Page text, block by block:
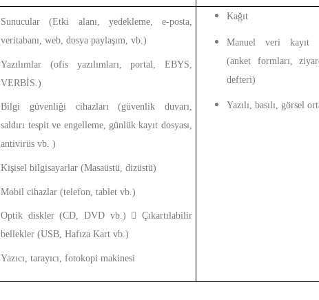
Sunucular (Etki alanı, yedekleme, e-posta,
veritabanı, web, dosya paylaşım, vb.)
Yazılımlar (ofis yazılımları, portal, EBYS,
VERBİS.)
Bilgi güvenliği cihazları (güvenlik duvarı,
saldırı tespit ve engelleme, günlük kayıt dosyası,
antivirüs vb. )
Kişisel bilgisayarlar (Masaüstü, dizüstü)
Mobil cihazlar (telefon, tablet vb.)
Optik diskler (CD, DVD vb.)  Çıkartılabilir
bellekler (USB, Hafıza Kart vb.)
Yazıcı, tarayıcı, fotokopi makinesi
Kağıt
Manuel veri kayıt
(anket formları,
defteri)
Yazılı, basılı, görsel